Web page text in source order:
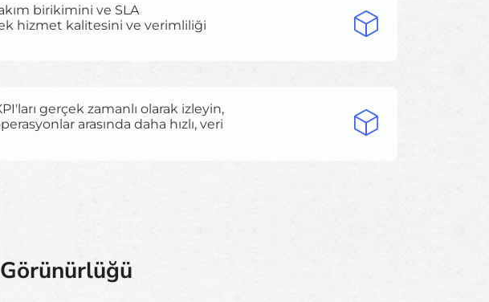
birikimini ve SLA
hizmet kalitesini ve verimliliği
gerçek zamanlı olarak izleyin,
arasında daha hızlı, veri